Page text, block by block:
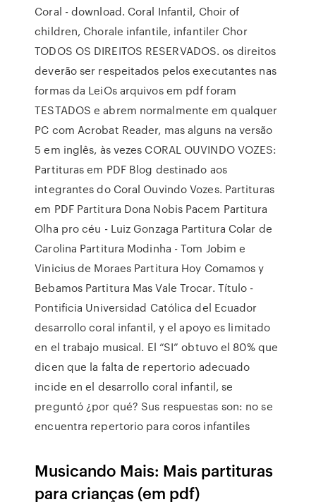
Coral - download. Coral Infantil, Choir of
children, Chorale infantile, infantiler Chor
TODOS OS DIREITOS RESERVADOS. os direitos
deverão ser respeitados pelos executantes nas
formas da LeiOs arquivos em pdf foram
TESTADOS e abrem normalmente em qualquer
PC com Acrobat Reader, mas alguns na versão
5 em inglês, às vezes CORAL OUVINDO VOZES:
Partituras em PDF Blog destinado aos
integrantes do Coral Ouvindo Vozes. Partituras
em PDF Partitura Dona Nobis Pacem Partitura
Olha pro céu - Luiz Gonzaga Partitura Colar de
Carolina Partitura Modinha - Tom Jobim e
Vinicius de Moraes Partitura Hoy Comamos y
Bebamos Partitura Mas Vale Trocar. Título -
Pontificia Universidad Católica del Ecuador
desarrollo coral infantil, y el apoyo es limitado
en el trabajo musical. El “SI” obtuvo el 80% que
dicen que la falta de repertorio adecuado
incide en el desarrollo coral infantil, se
preguntó ¿por qué? Sus respuestas son: no se
encuentra repertorio para coros infantiles
Musicando Mais: Mais partituras
para crianças (em pdf)